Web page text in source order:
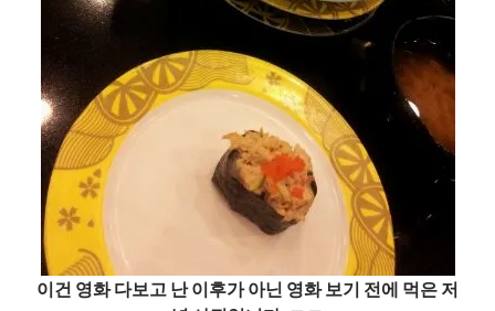
이건 영화 다보고 난 이후가 아닌 영화 보기 전에 먹은 저